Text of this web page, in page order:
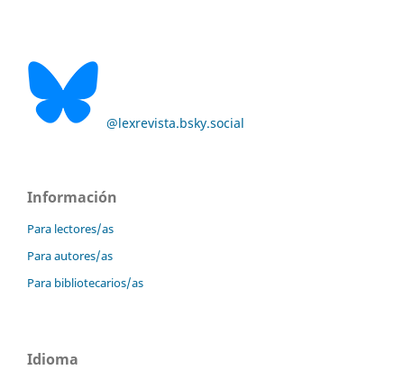
@lexrevista.bsky.social
Información
Para lectores/as
Para autores/as
Para bibliotecarios/as
Idioma